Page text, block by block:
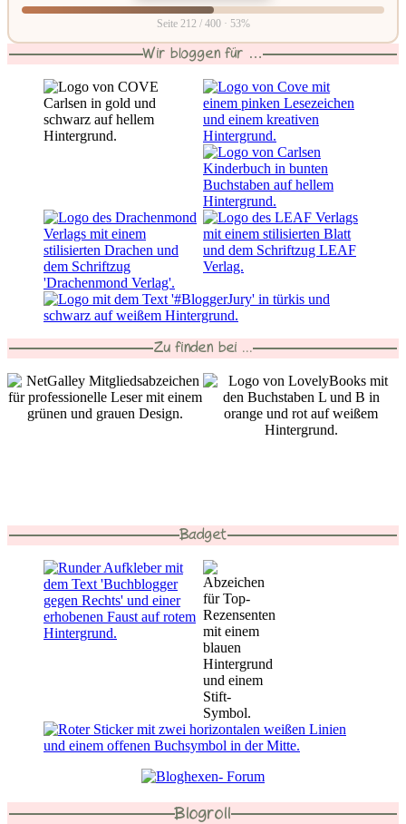
Seite 212 / 400 · 53%
Wir bloggen für …
Zu finden bei ...
Badget
Blogroll